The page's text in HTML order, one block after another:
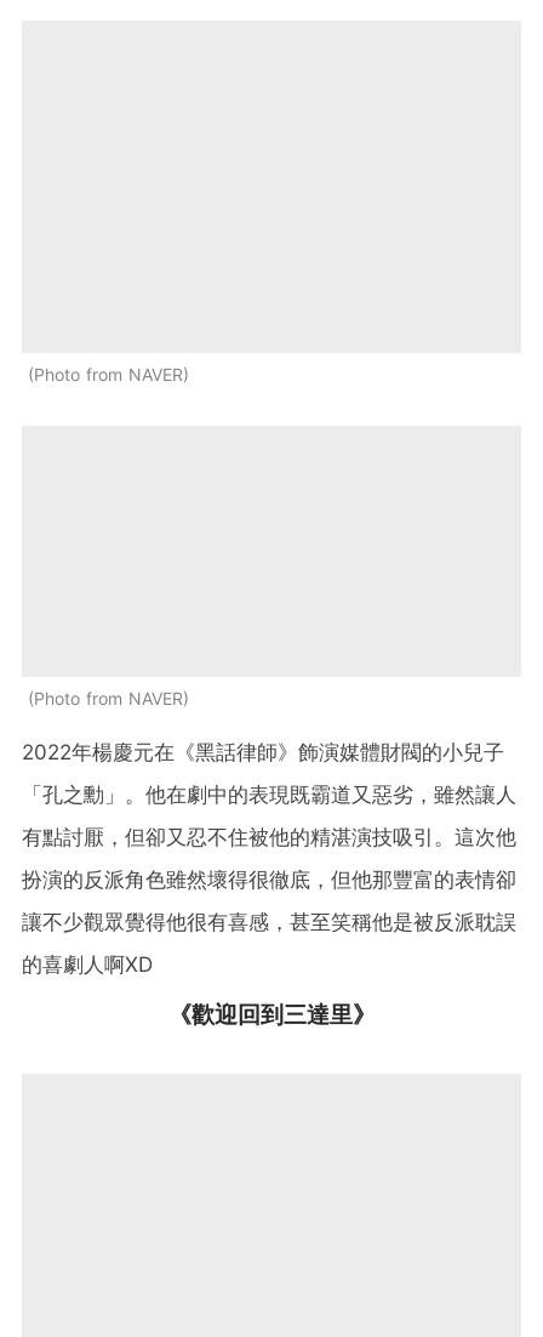
Photo from NAVER
Photo from NAVER
2022年楊慶元在《黑話律師》飾演媒體財閥的小兒子
「孔之勳」。他在劇中的表現既霸道又惡劣，雖然讓人
有點討厭，但卻又忍不住被他的精湛演技吸引。這次他
扮演的反派角色雖然壞得很徹底，但他那豐富的表情卻
讓不少觀眾覺得他很有喜感，甚至笑稱他是被反派耽誤
的喜劇人啊XD
《歡迎回到三達里》